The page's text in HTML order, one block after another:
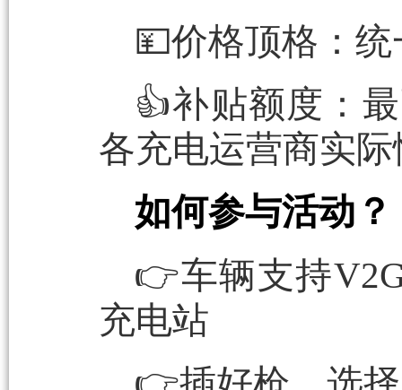
💴价格顶格：
👍补贴额度：
各充电运营商实
如何参与活动？
👉车辆支持
充电站